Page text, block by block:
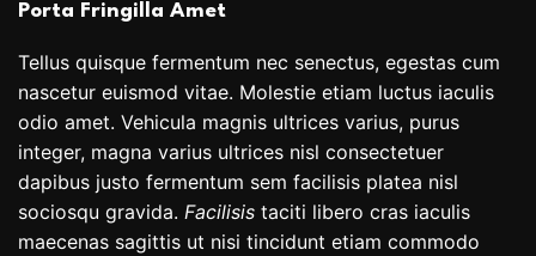
Porta Fringilla Amet
Tellus quisque fermentum nec senectus, egestas cum
nascetur euismod vitae. Molestie etiam luctus iaculis
odio amet. Vehicula magnis ultrices varius, purus
integer, magna varius ultrices nisl consectetuer
dapibus justo fermentum sem facilisis platea nisl
sociosqu gravida. Facilisis taciti libero cras iaculis
maecenas sagittis ut nisi tincidunt etiam commodo